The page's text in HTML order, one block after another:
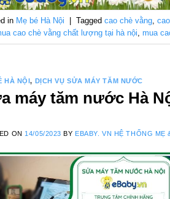
in Mẹ bé Hà Nội | Tagged cao chè vằng,
cao chè vằng chất lượng tại hà nội mua
HÀ NỘI, DỊCH VỤ SỬA MÁY TĂM NƯỚC
máy tăm nước Hà
ON 14/05/2023 BY EBABY. VN HỆ THỐNG MẸ